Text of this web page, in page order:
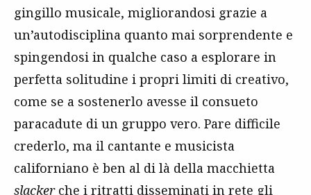
gingillo musicale, migliorandosi grazie a
un’autodisciplina quanto mai sorprendente e
spingendosi in qualche caso a esplorare in
perfetta solitudine i propri limiti di creativo,
come se a sostenerlo avesse il consueto
paracadute di un gruppo vero. Pare difficile
crederlo, ma il cantante e musicista
californiano è ben al di là della macchietta
slackerche i ritratti disseminati in rete gli